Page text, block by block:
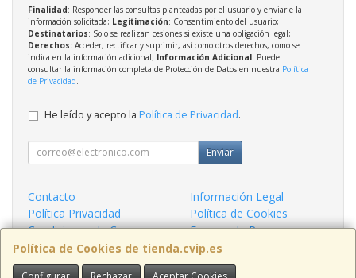
Política de Cookies de tienda.cvip.es
Finalidad: Responder las consultas planteadas por el usuario y enviarle la
información solicitada; Legitimación: Consentimiento del usuario;
Destinatarios: Solo se realizan cesiones si existe una obligación legal;
Derechos: Acceder, rectificar y suprimir, así como otros derechos, como se
indica en la información adicional; Información Adicional: Puede
consultar la información completa de Protección de Datos en nuestra Política
de Privacidad
He leído y acepto la Política de Privacidad.
Enviar
Contacto
Información Legal
Política Privacidad
Política de Cookies
Condiciones de Compra
Formas de Pago
¿Quienes Somos?